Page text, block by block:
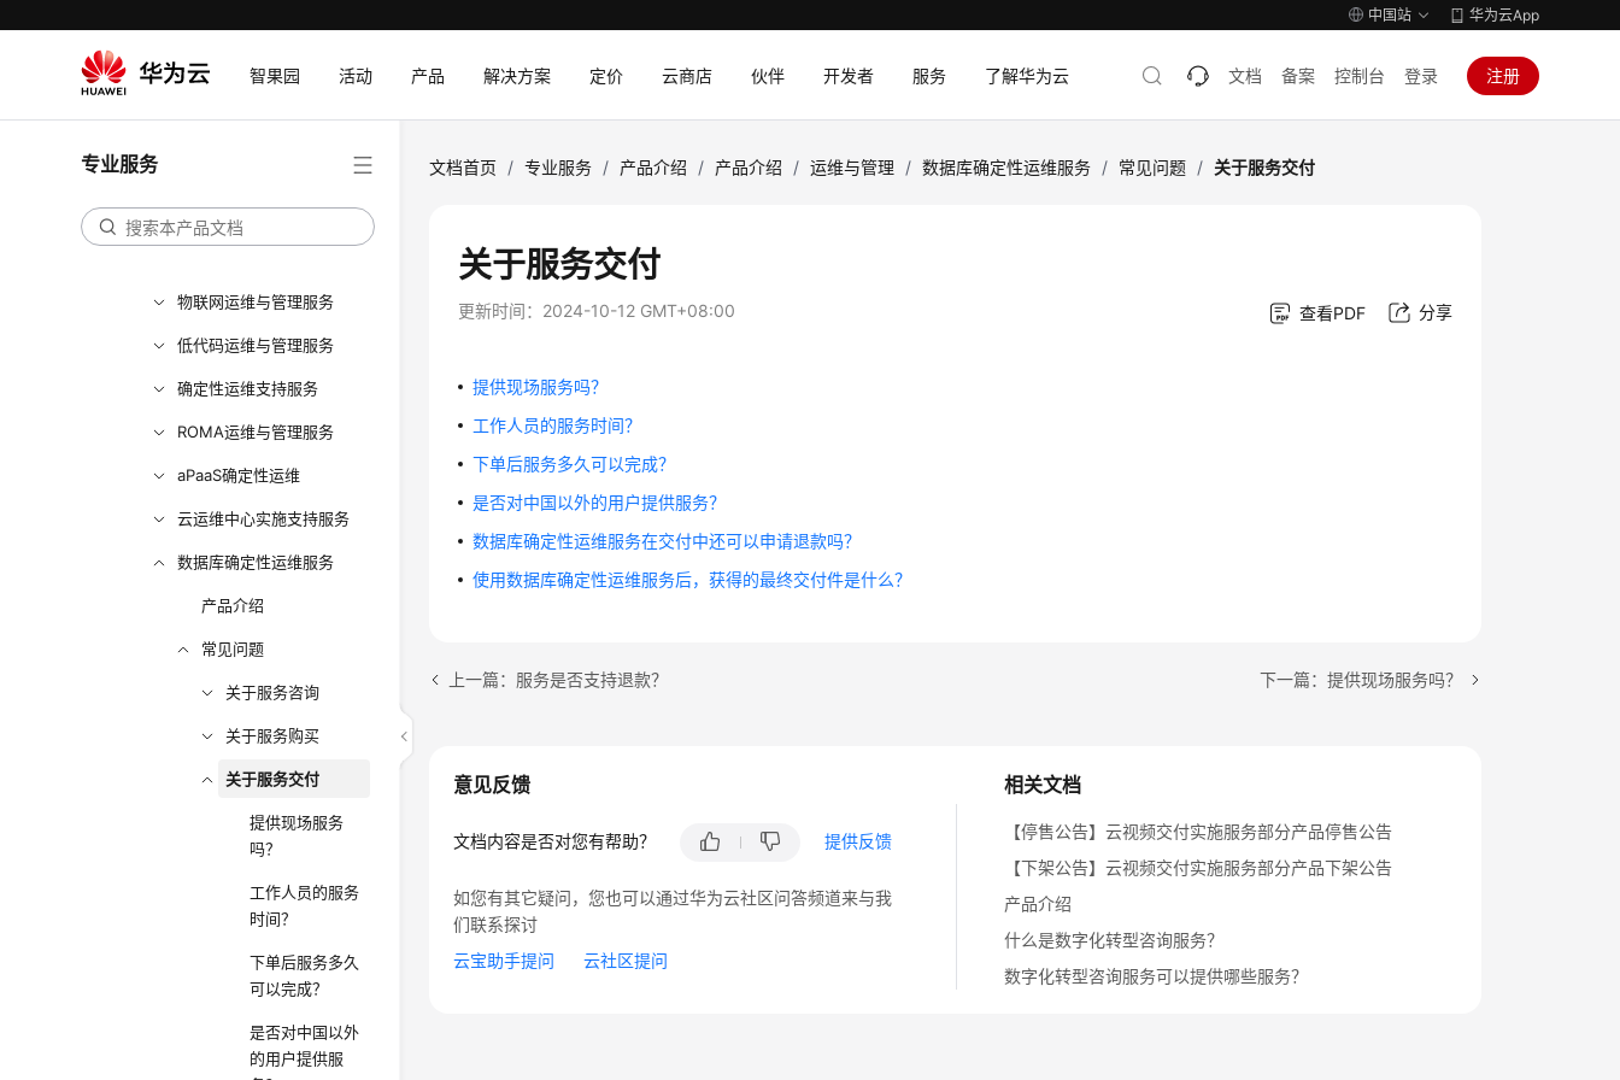
中国站 华为云App
智果园 活动 产品 解决方案 定价 云商店 伙伴 开发者 服务 了解华为云 文档 备案 控制台 登录 注册
专业服务
华为云DevSecOps运维与
物联网运维与管理服务
低代码运维与管理服务
确定性运维支持服务
ROMA运维与管理服务
aPaaS确定性运维
云运维中心实施支持服务
数据库确定性运维服务
产品介绍
常见问题
关于服务咨询
关于服务购买
关于服务交付
提供现场服务
吗？
工作人员的服务
时间？
下单后服务多久
可以完成？
是否对中国以外
的用户提供服
文档首页 / 专业服务 / 产品介绍 / 产品介绍 / 运维与管理 / 数据库确定性运维服务 / 常见问题 / 关于服务交付
关于服务交付
更新时间： 2024-10-12 GMT+08:00 查看PDF 分享
提供现场服务吗？
工作人员的服务时间？
下单后服务多久可以完成？
是否对中国以外的用户提供服务？
数据库确定性运维服务在交付中还可以申请退款吗？
使用数据库确定性运维服务后，获得的最终交付件是什么？
上一篇：服务是否支持退款？ 下一篇：提供现场服务吗？
相关文档
【停售公告】云视频交付实施服务部分产品停售公告
【下架公告】云视频交付实施服务部分产品下架公告
产品介绍
什么是数字化转型咨询服务？
数字化转型咨询服务可以提供哪些服务？
意见反馈
文档内容是否对您有帮助？ 提供反馈
如您有其它疑问，您也可以通过华为云社区问答频道来与我
们联系探讨
云宝助手提问
云社区提问